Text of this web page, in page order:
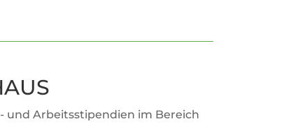
und Arbeits­sti­pen­dien im Bereich